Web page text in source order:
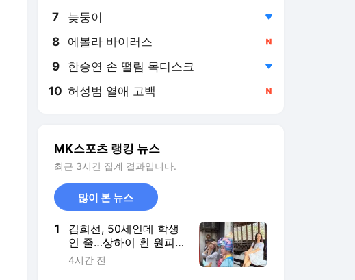
7 늦둥이
8 에볼라 바이러스
9 한승연 손 떨림 목디스크
10 허성범 열애 고백
MK스포츠 랭킹 뉴스
최근 3시간 집계 결과입니다.
많이 본 뉴스
1
김희선, 50세인데 학생
인 줄…상하이 흰 원피
스에 ‘여행 기록’
4시간 전